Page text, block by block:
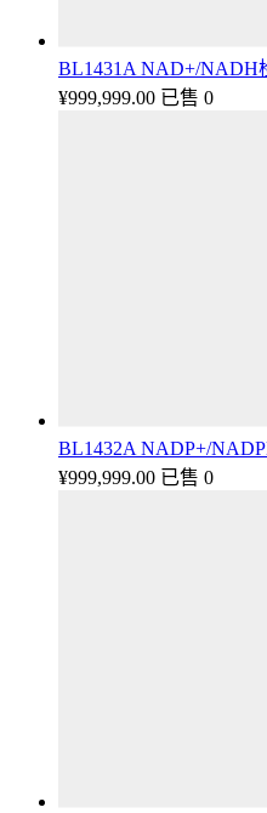
BL1431A NAD+/NADH
¥999,999.00 已售 0
BL1432A NADP+/
¥999,999.00 已售 0